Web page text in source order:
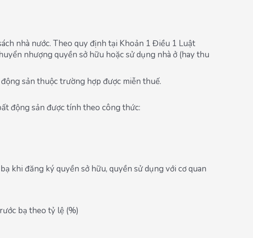
nhà nước. Theo quy định tại Khoản 1 Điều 1 Luật
nhượng quyền sở hữu hoặc sử dụng nhà ở (hay thu
sản thuộc trường hợp được miễn thuế.
động sản được tính theo công thức:
khi đăng ký quyền sở hữu, quyền sử dụng với cơ quan
bạ theo tỷ lệ (%)